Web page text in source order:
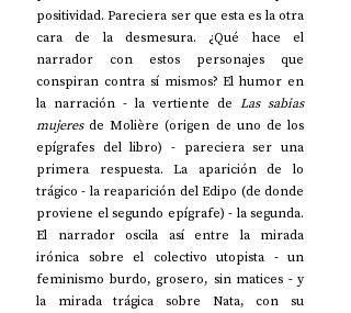
positividad. Pareciera ser que esta es la otra
cara de la desmesura. ¿Qué hace el
narrador con estos personajes que
conspiran contra sí mismos? El humor en
la narración - la vertiente de Las sabias
mujeres de Molière (origen de uno de los
epígrafes del libro) - pareciera ser una
primera respuesta. La aparición de lo
trágico - la reaparición del Edipo (de donde
proviene el segundo epígrafe) - la segunda.
El narrador oscila así entre la mirada
irónica sobre el colectivo utopista - un
feminismo burdo, grosero, sin matices - y
la mirada trágica sobre Nata, con su